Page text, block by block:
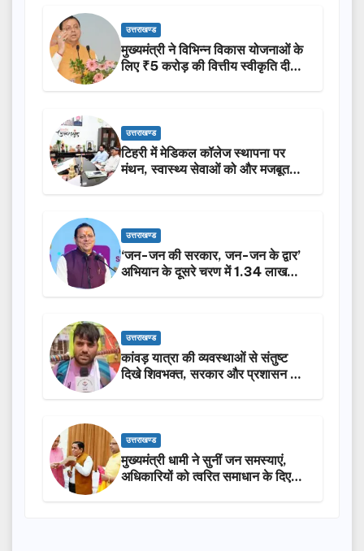
उत्तराखण्ड
मुख्यमंत्री ने विभिन्न विकास योजनाओं के
लिए ₹5 करोड़ की वित्तीय स्वीकृति दी…
उत्तराखण्ड
टिहरी में मेडिकल कॉलेज स्थापना पर
मंथन, स्वास्थ्य सेवाओं को और मजबूत
उत्तराखण्ड
‘जन-जन की सरकार, जन-जन के द्वार’
अभियान के दूसरे चरण में 1.34 लाख
उत्तराखण्ड
कांवड़ यात्रा की व्यवस्थाओं से संतुष्ट
दिखे शिवभक्त, सरकार और प्रशासन की
उत्तराखण्ड
मुख्यमंत्री धामी ने सुनीं जन समस्याएं,
अधिकारियों को त्वरित समाधान के दिए